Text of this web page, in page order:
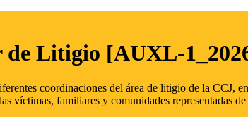
Litigio [AUXL-
coordinaciones del área de litigio de la CCJ,
víctimas, familiares y comunidades representadas